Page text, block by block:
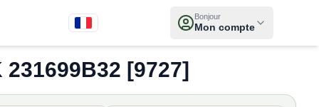
Bonjour
Mon compte
231699B32 [9727]